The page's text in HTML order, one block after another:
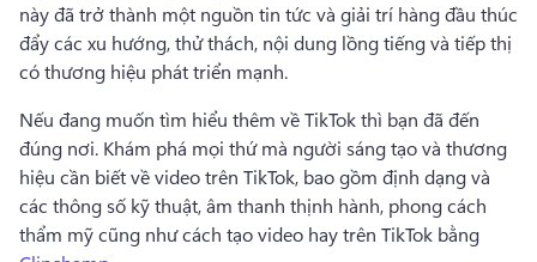
này đã trở thành một nguồn tin tức và giải trí hàng đầu thúc
đẩy các xu hướng, thử thách, nội dung lồng tiếng và tiếp thị
có thương hiệu phát triển mạnh.
Nếu đang muốn tìm hiểu thêm về TikTok thì bạn đã đến
đúng nơi. Khám phá mọi thứ mà người sáng tạo và thương
hiệu cần biết về video trên TikTok, bao gồm định dạng và
các thông số kỹ thuật, âm thanh thịnh hành, phong cách
thẩm mỹ cũng như cách tạo video hay trên TikTok bằng